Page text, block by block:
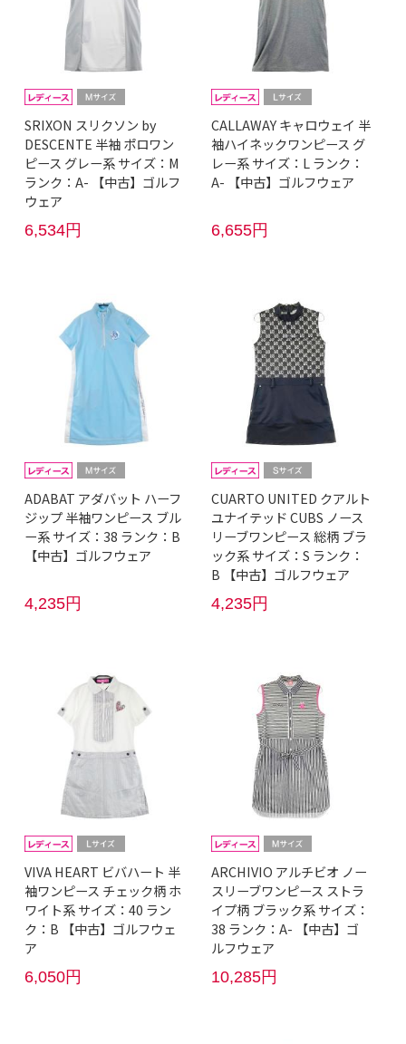
SRIXON スリクソン by
DESCENTE 半袖 ポロワン
ピース グレー系 サイズ：M
ランク：A- 【中古】ゴルフ
ウェア
6,534円
CALLAWAY キャロウェイ 半
袖ハイネックワンピース グ
レー系 サイズ：L ランク：
A- 【中古】ゴルフウェア
6,655円
ADABAT アダバット ハーフ
ジップ 半袖ワンピース ブル
ー系 サイズ：38 ランク：B
【中古】ゴルフウェア
4,235円
CUARTO UNITED クアルト
ユナイテッド CUBS ノース
リーブワンピース 総柄 ブラ
ック系 サイズ：S ランク：
B 【中古】ゴルフウェア
4,235円
VIVA HEART ビバハート 半
袖ワンピース チェック柄 ホ
ワイト系 サイズ：40 ラン
ク：B 【中古】ゴルフウェ
ア
6,050円
ARCHIVIO アルチビオ ノー
スリーブワンピース ストラ
イプ柄 ブラック系 サイズ：
38 ランク：A- 【中古】ゴ
ルフウェア
10,285円